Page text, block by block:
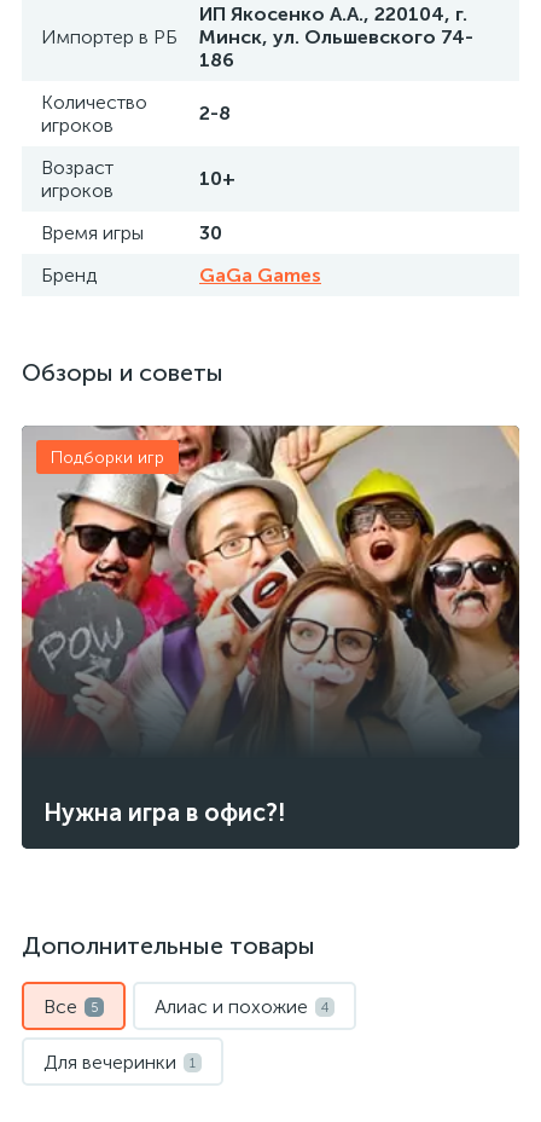
Импортер в РБ
ИП Якосенко А.А., 220104, г.
Минск, ул. Ольшевского 74-
186
Количество
игроков
2-8
Возраст
игроков
10+
Время игры
30
Бренд
GaGa Games
Обзоры и советы
Нужна игра в офис?!
Подборки игр
Дополнительные товары
Все 5 Алиас и похожие 4
Для вечеринки 1